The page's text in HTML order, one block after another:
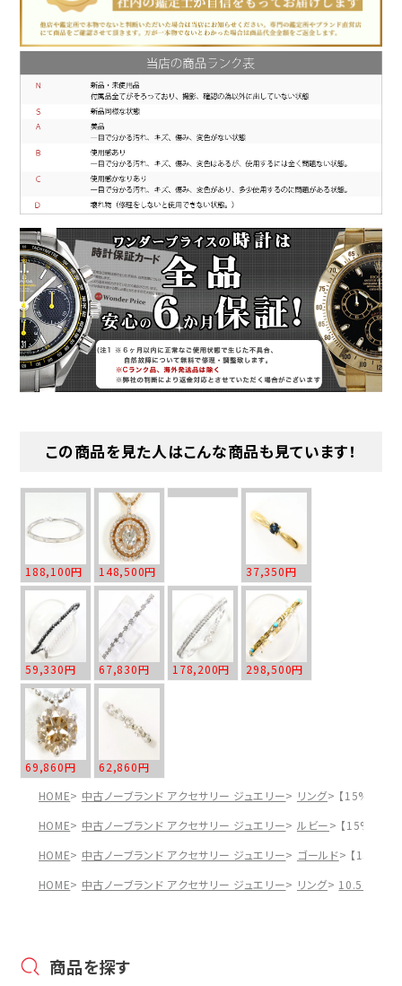
この商品を見た人はこんな商品も見ています！
188,100円 148,500円 37,350円
59,330円 67,830円 178,200円 298,500円
69,860円
62,860円
HOME
中古ノーブランド アクセサリー ジュエリー リング
【15%OFF
HOME
中古ノーブランド アクセサリー ジュエリー ルビー
【15%OFF
HOME
中古ノーブランド アクセサリー ジュエリー ゴールド
【
HOME
中古ノーブランド アクセサリー ジュエリー リング 10.5号
商品を探す